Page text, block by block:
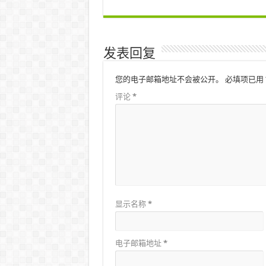
发表回复
您的电子邮箱地址不会被公开。 必填项已用
评论 *
显示名称 *
电子邮箱地址 *